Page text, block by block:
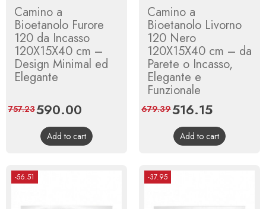
Camino a
Bioetanolo Furore
120 da Incasso
120X15X40 cm –
Design Minimal ed
Elegante
Price
590.00
price
757.23
Add to cart
Camino a
Bioetanolo Livorno
120 Nero
120X15X40 cm – da
Parete o Incasso,
Elegante e
Funzionale
Price
516.15Regular
price
679.39
Add to cart
-56.51 -37.95